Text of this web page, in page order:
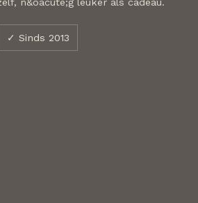
✓ Sinds 2013